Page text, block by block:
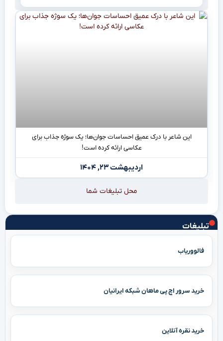
تبلیغات
فالووریاب
خرید سرور اچ پی ماهان شبکه ایرانیان
خرید نقره آنلاین
این شاعر با درک عمیق احساسات جوان‌ها؛ یک سوژه جذاب برای
عکاسی ارائه کرده است!
اردیبهشت ۲۳, ۱۴۰۴
محل تبلیغات شما